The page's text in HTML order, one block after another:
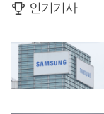
인기기사